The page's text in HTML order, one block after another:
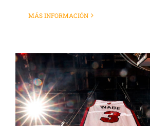
MÁS INFORMACIÓN